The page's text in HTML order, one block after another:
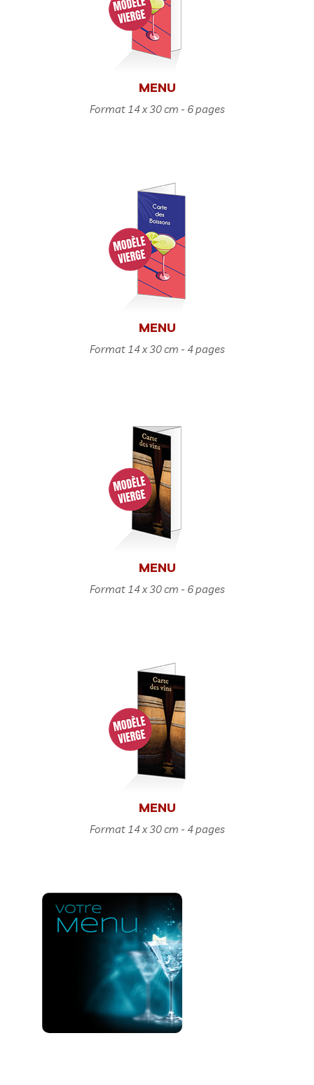
MENU
Format 14 x 30 cm - 6 pages
MENU
Format 14 x 30 cm - 4 pages
MENU
Format 14 x 30 cm - 6 pages
MENU
Format 14 x 30 cm - 4 pages